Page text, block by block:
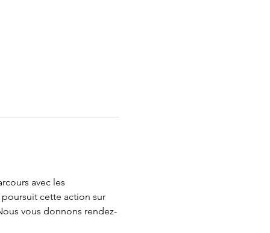
avec les
cette action sur
vous donnons rendez-